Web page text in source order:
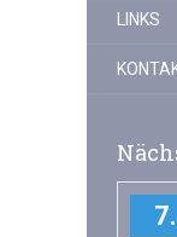
LINKS
7